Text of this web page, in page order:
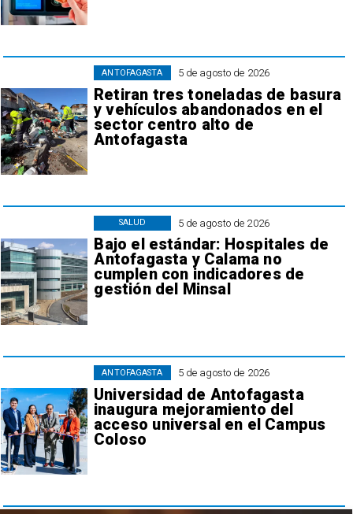
5 de agosto de 2026
Retiran tres toneladas de basura
y vehículos abandonados en el
sector centro alto de
Antofagasta
ANTOFAGASTA
5 de agosto de 2026
Bajo el estándar: Hospitales de
Antofagasta y Calama no
cumplen con indicadores de
gestión del Minsal
SALUD
5 de agosto de 2026
Universidad de Antofagasta
inaugura mejoramiento del
acceso universal en el Campus
Coloso
ANTOFAGASTA